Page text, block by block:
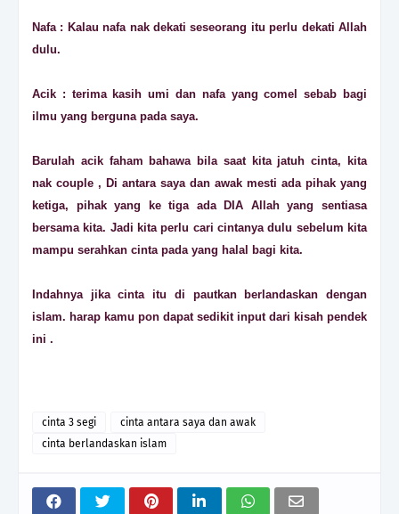
Nafa : Kalau nafa nak dekati seseorang itu perlu dekati Allah
dulu.
Acik : terima kasih umi dan nafa yang comel sebab bagi
ilmu yang berguna pada saya.
Barulah acik faham bahawa bila saat kita jatuh cinta, kita
nak couple , Di antara saya dan awak mesti ada pihak yang
ketiga, pihak yang ke tiga ada DIA Allah yang sentiasa
bersama kita. Jadi kita perlu cari cintanya dulu sebelum kita
mampu serahkan cinta pada yang halal bagi kita.
Indahnya jika cinta itu di pautkan berlandaskan dengan
islam. harap kamu pon dapat sedikit input dari kisah pendek
ini .
cinta 3 segi
cinta antara saya dan awak
cinta berlandaskan islam